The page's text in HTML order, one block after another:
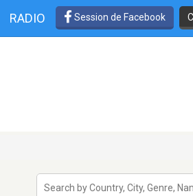
RADIO Session de Facebook